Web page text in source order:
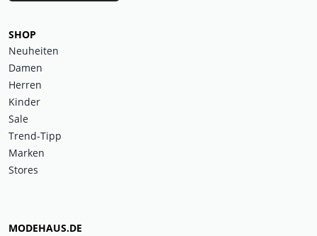
SHOP
Neuheiten
Damen
Herren
Kinder
Sale
Trend-Tipp
Marken
Stores
MODEHAUS.DE